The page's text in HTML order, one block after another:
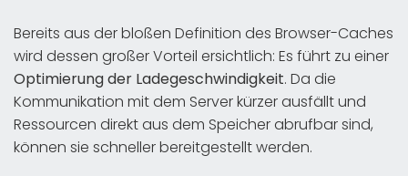
Bereits aus der bloßen Definition des Browser-Caches
wird dessen großer Vorteil ersichtlich: Es führt zu einer
Optimierung der Ladegeschwindigkeit. Da die
Kommunikation mit dem Server kürzer ausfällt und
Ressourcen direkt aus dem Speicher abrufbar sind,
können sie schneller bereitgestellt werden.